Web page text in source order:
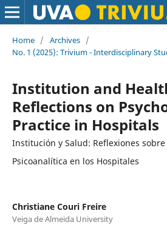
Home / Archives /
No. 1 (2025): Trivium - Interdisciplinary
Institution and
Reflections on
Practice in Hospitals
Institución y Salud: Reflexiones sobre
Psicoanalítica en los Hospitales
Christiane Couri Freire
Veiga de Almeida University